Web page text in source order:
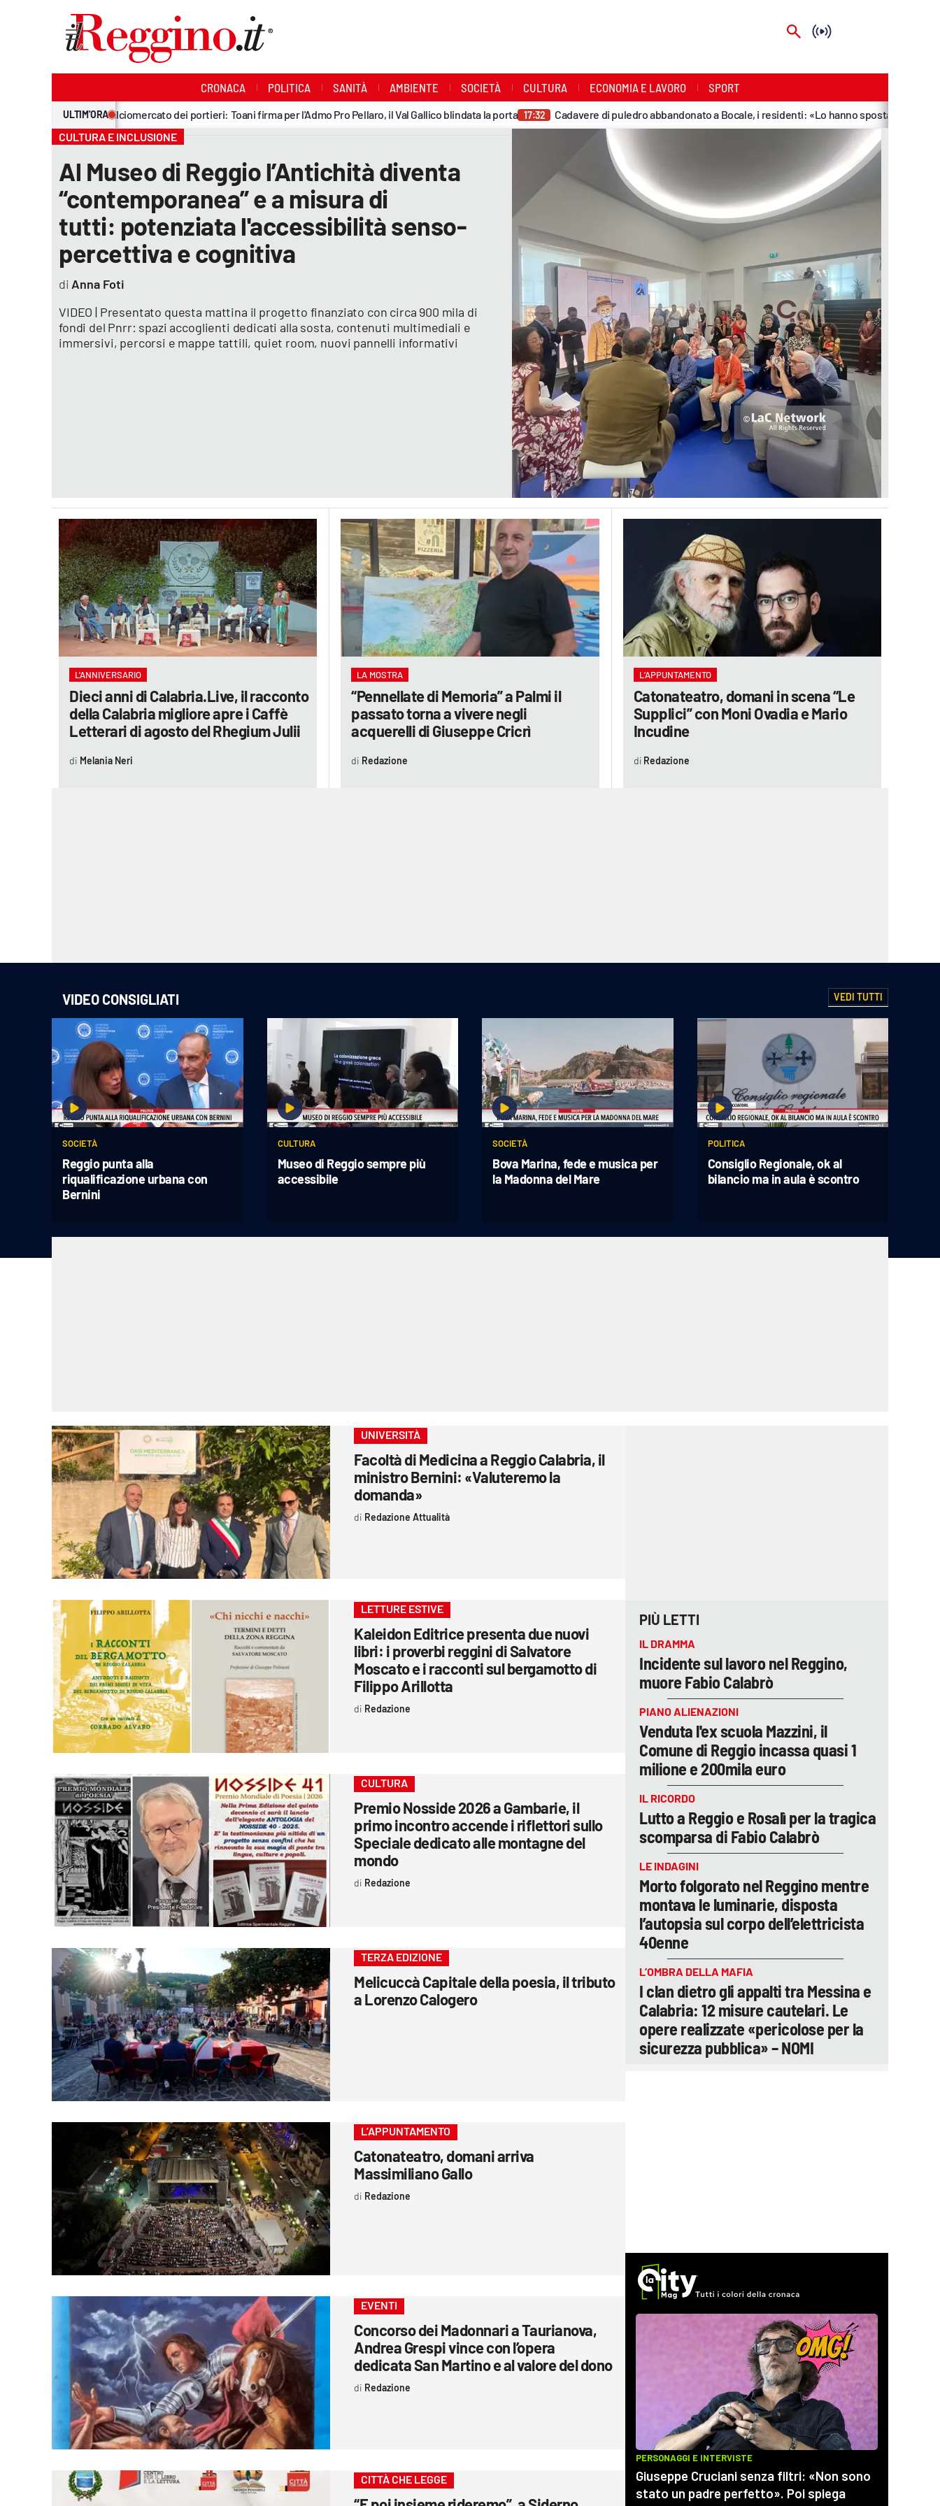
Vai
CRONACA POLITICA SANITÀ AMBIENTE SOCIETÀ CULTURA ECONOMIA E LAVORO SPORT
è anche il calciomercato dei portieri: Toani firma per l'Admo Pro Pellaro, il Val Gallico blindata la porta- 17:32
Cadavere di puledro abbandonato a Bocale, i residenti: «Lo hanno spostato ma la rimozione
CULTURA E INCLUSIONE
Al Museo di Reggio l’Antichità diventa
“contemporanea” e a misura di
tutti: potenziata l'accessibilità senso-
percettiva e cognitiva
VIDEO | Presentato questa mattina il progetto finanziato con circa 900 mila di
fondi del Pnrr: spazi accoglienti dedicati alla sosta, contenuti multimediali e
immersivi, percorsi e mappe tattili, quiet room, nuovi pannelli informativi
Anna Foti
L'ANNIVERSARIO
Dieci anni di Calabria.Live, il racconto
della Calabria migliore apre i Caffè
Letterari di agosto del Rhegium Julii
Melania Neri
LA MOSTRA
“Pennellate di Memoria” a Palmi il
passato torna a vivere negli
acquerelli di Giuseppe Cricrì
Redazione
L’APPUNTAMENTO
Catonateatro, domani in scena “Le
Supplici” con Moni Ovadia e Mario
Incudine
Redazione
VIDEO CONSIGLIATI VEDI TUTTI
SOCIETÀ
Reggio punta alla
riqualificazione urbana con
Bernini
CULTURA
Museo di Reggio sempre più
accessibile
SOCIETÀ
Bova Marina, fede e musica per
la Madonna del Mare
POLITICA
Consiglio Regionale, ok al
bilancio ma in aula è scontro
UNIVERSITÀ
Facoltà di Medicina a Reggio Calabria, il
ministro Bernini: «Valuteremo la
domanda»
Redazione Attualità
LETTURE ESTIVE
Kaleidon Editrice presenta due nuovi
libri: i proverbi reggini di Salvatore
Moscato e i racconti sul bergamotto di
Filippo Arillotta
Redazione
CULTURA
Premio Nosside 2026 a Gambarie, il
primo incontro accende i riflettori sullo
Speciale dedicato alle montagne del
mondo
Redazione
TERZA EDIZIONE
Melicuccà Capitale della poesia, il tributo
a Lorenzo Calogero
L’APPUNTAMENTO
Catonateatro, domani arriva
Massimiliano Gallo
Redazione
EVENTI
Concorso dei Madonnari a Taurianova,
Andrea Grespi vince con l’opera
dedicata San Martino e al valore del dono
Redazione
CITTÀ CHE LEGGE
PIÙ LETTI
IL DRAMMA
Incidente sul lavoro nel Reggino,
muore Fabio Calabrò
PIANO ALIENAZIONI
Venduta l'ex scuola Mazzini, il
Comune di Reggio incassa quasi 1
milione e 200mila euro
IL RICORDO
Lutto a Reggio e Rosalì per la tragica
scomparsa di Fabio Calabrò
LE INDAGINI
Morto folgorato nel Reggino mentre
montava le luminarie, disposta
l’autopsia sul corpo dell’elettricista
40enne
L’OMBRA DELLA MAFIA
I clan dietro gli appalti tra Messina e
Calabria: 12 misure cautelari. Le
opere realizzate «pericolose per la
sicurezza pubblica» – NOMI